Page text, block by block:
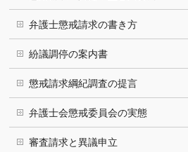
弁護士懲戒請求の書き方
紛議調停の案内書
懲戒請求綱紀調査の提言
弁護士会懲戒委員会の実態
審査請求と異議申立